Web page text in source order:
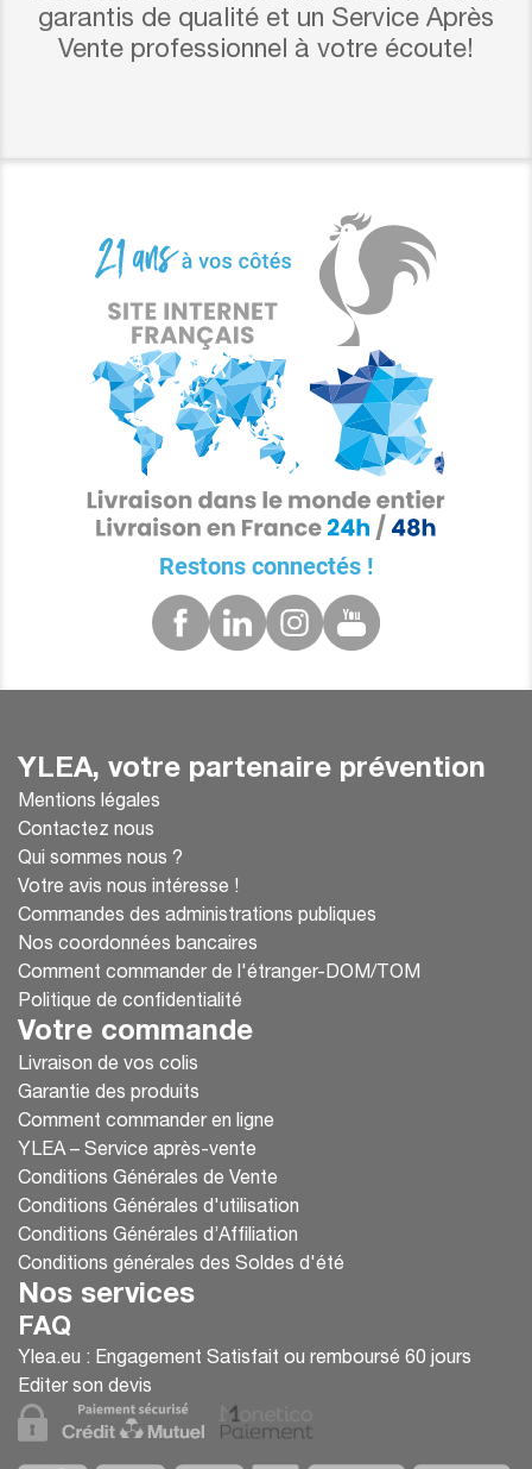
garantis de qualité et un Service Après
Vente professionnel à votre écoute!
Restons connectés !
YLEA, votre partenaire prévention
Mentions légales
Contactez nous
Qui sommes nous ?
Votre avis nous intéresse !
Commandes des administrations publiques
Nos coordonnées bancaires
Comment commander de l'étranger-DOM/TOM
Politique de confidentialité
Votre commande
Livraison de vos colis
Garantie des produits
Comment commander en ligne
YLEA – Service après-vente
Conditions Générales de Vente
Conditions Générales d'utilisation
Conditions Générales d’Affiliation
Conditions générales des Soldes d'été
Nos services
FAQ
Ylea.eu : Engagement Satisfait ou remboursé 60 jours
Editer son devis